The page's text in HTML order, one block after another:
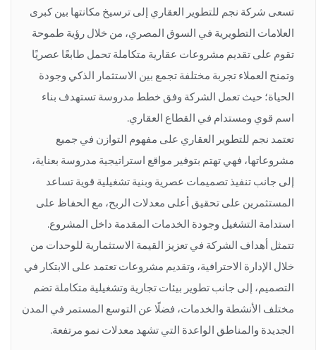
تسعى شركة نجم للتطوير العقاري إلى ترسيخ مكانتها بين كبرى
العلامات التطويرية في السوق المصري، من خلال رؤية طموحة
تقوم على تقديم مشروعات عقارية متكاملة تحمل طابعًا عصريًا
وتمنح العملاء تجربة مختلفة تجمع بين الاستثمار الذكي وجودة
الحياة؛ حيث تعمل الشركة وفق خطط مدروسة تستهدف بناء
اسم قوي ومستدام في القطاع العقاري.
تعتمد نجم للتطوير العقاري على مفهوم التوازن في جميع
مشروعاتها، فهي تهتم بتوفير مواقع استراتيجية مدروسة بعناية،
إلى جانب تنفيذ تصميمات عصرية وبنية تشغيلية قوية تساعد
المستثمرين على تحقيق أعلى معدلات الربح، مع الحفاظ على
استدامة التشغيل وجودة الخدمات المقدمة داخل المشروع.
تتمثل أهداف الشركة في تعزيز القيمة الاستثمارية للوحدات من
خلال الإدارة الاحترافية، وتقديم مشروعات تعتمد على الابتكار في
التصميم، إلى جانب تطوير بيئات تجارية وتشغيلية متكاملة تضم
مختلف الأنشطة والخدمات، فضلًا عن التوسع المستمر في المدن
الجديدة والمناطق الواعدة التي تشهد معدلات نمو مرتفعة.